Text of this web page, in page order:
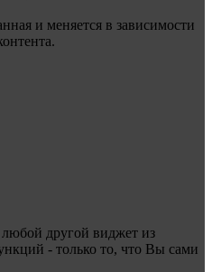
и меняется в зависимости
другой виджет из
- только то, что Вы сами